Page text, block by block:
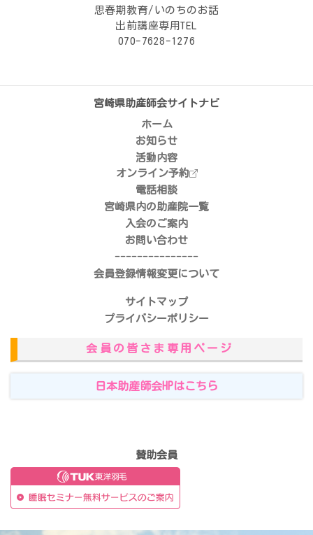
思春期教育/いのちのお話
出前講座専用TEL
070-7628-1276
宮崎県助産師会サイトナビ
ホーム
お知らせ
活動内容
オンライン予約
電話相談
宮崎県内の助産院一覧
入会のご案内
お問い合わせ
---------------
会員登録情報変更について
サイトマップ
プライバシーポリシー
会員の皆さま専用ページ
日本助産師会HPはこちら
賛助会員